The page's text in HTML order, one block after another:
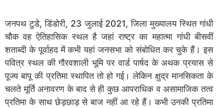
जनपथ टुडे, डिंडोरी, 23 जुलाई 2021, जिला मुख्यालय स्थित गांधी
चौक वह ऐतिहासिक स्थल है जहां राष्ट्र का महात्मा गांधी बीसवीं
शताब्दी के पूर्वाहद में कभी यहां जनसभा को संबोधित कर चुके हैं। इस
पवित्र स्थल की गौरवशाली भूमि पर वार्ड पार्षद के अथक प्रयास से
पूज्य बापू की प्रतिमा स्थापित तो हो गई। लेकिन क्षुद्र मानसिकता के
चलते मूर्ति अनावरण के बाद से ही कुछ आपराधिक व असामाजिक तत्व
प्रतिमा के साथ छेड़छाड़ से बाज नहीं आ रहे हैं। कभी उनकी प्रतिमा